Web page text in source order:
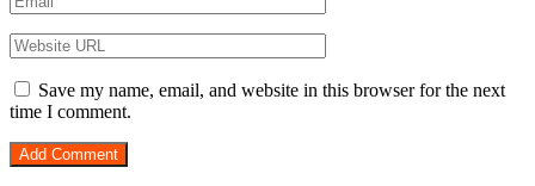
Save my name, email, and website in this browser for the next
time I comment.